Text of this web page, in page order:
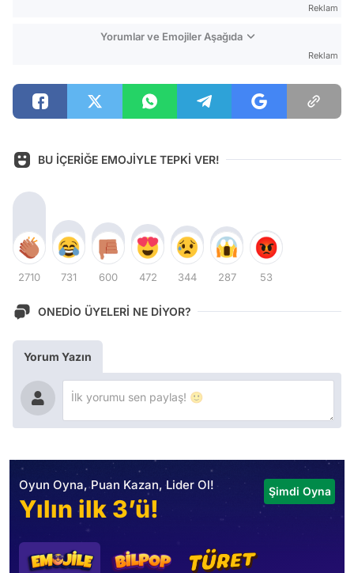
Reklam
Yorumlar ve Emojiler Aşağıda
Reklam
BU İÇERİĞE EMOJİYLE TEPKİ VER!
2710 731 600 472 344 287 53
ONEDİO ÜYELERİ NE DİYOR?
Yorum Yazın
Oyun Oyna, Puan Kazan, Lider Ol!
Yılın ilk 3’ü!
Şimdi Oyna